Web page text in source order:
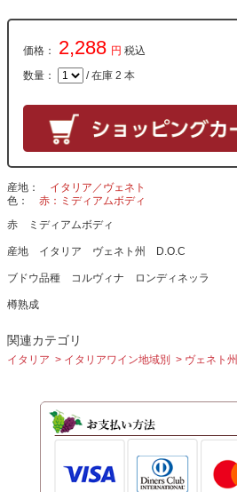
価格： 2,288 円 税込
数量： / 在庫 2 本
産地
イタリア／ヴェネト
色
赤：ミディアムボディ
赤 ミディアムボディ
産地 イタリア ヴェネト州 D.O.C
ブドウ品種 コルヴィナ ロンディネッラ
樽熟成
関連カテゴリ
イタリア イタリアワイン地域別 ヴェネト州